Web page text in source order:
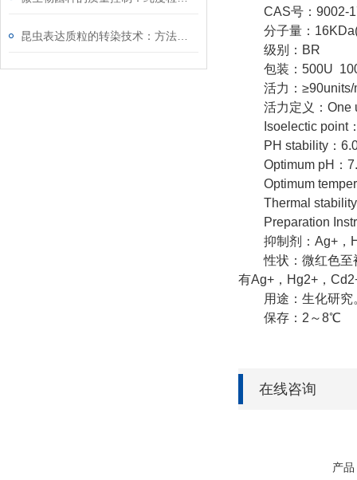
CAS号：9002-
分子量：
级别：BR
包装：500U
活力：≥90units/
活力定义：One
Isoelectic point
PH stability：6.0
Optimum pH：
Optimum
Thermal stability
Preparation
抑制剂：Ag+，
性状：微红色至褐
有Ag+，Hg2+，
用途：生化研究。
保存：2～8℃
在线咨询
产品